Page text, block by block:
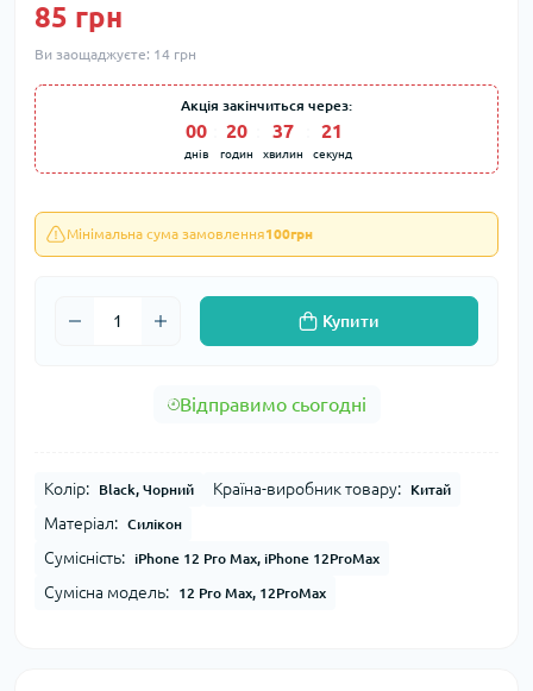
85 грн
Ви заощаджуєте: 14 грн
Акція закінчиться через:
00
днів
20
годин
37
хвилин
20
секунд
Мінімальна сума замовлення100грн
Купити
Відправимо сьогодні
Колір: Black, Чорний Країна-виробник товару: Китай
Матеріал: Силікон
Сумісність: iPhone 12 Pro Max, iPhone 12ProMax
Сумісна модель: 12 Pro Max, 12ProMax